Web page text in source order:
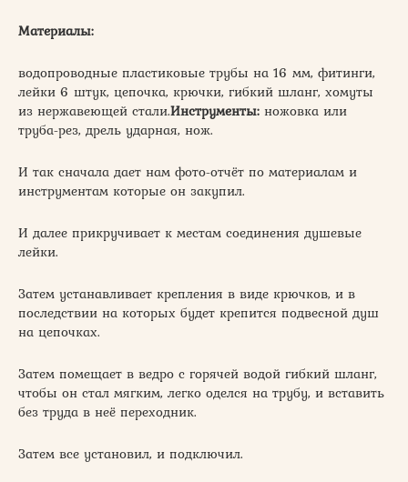
Материалы:
водопроводные пластиковые трубы на 16 мм, фитинги,
лейки 6 штук, цепочка, крючки, гибкий шланг, хомуты
из нержавеющей стали.Инструменты: ножовка или
труба-рез, дрель ударная, нож.
И так сначала дает нам фото-отчёт по материалам и
инструментам которые он закупил.
И далее прикручивает к местам соединения душевые
лейки.
Затем устанавливает крепления в виде крючков, и в
последствии на которых будет крепится подвесной душ
на цепочках.
Затем помещает в ведро с горячей водой гибкий шланг,
чтобы он стал мягким, легко оделся на трубу, и вставить
без труда в неё переходник.
Затем все установил, и подключил.